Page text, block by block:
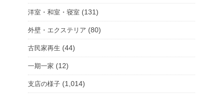
洋室・和室・寝室 (131)
外壁・エクステリア (80)
古民家再生 (44)
一期一家 (12)
支店の様子 (1,014)